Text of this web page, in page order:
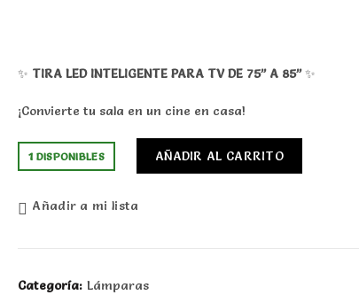
✨ TIRA LED INTELIGENTE PARA TV DE 75” A 85”✨
¡Convierte tu sala en un cine en casa!
1 DISPONIBLES AÑADIR AL CARRITO
Añadir a mi lista
Categoría: Lámparas